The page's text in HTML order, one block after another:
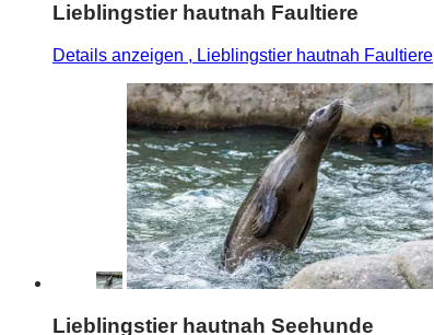
Lieblingstier hautnah Faultiere
Details anzeigen , Lieblingstier hautnah Faultiere
Lieblingstier hautnah Seehunde